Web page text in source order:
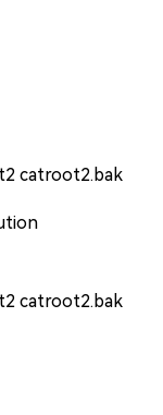
catroot2.bak
catroot2.bak